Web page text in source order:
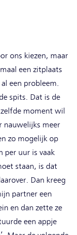
ons kiezen, maar
een zitplaats
een probleem.
spits. Dat is de
moment wil
nauwelijks meer
zo mogelijk op
per uur is vaak
staan, is dat
Dan kreeg
partner een
en dan zette ze
een appje